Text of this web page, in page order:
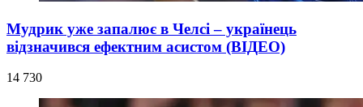
Мудрик уже запалює в Челсі – українець
відзначився ефектним асистом (ВІДЕО)
14 730